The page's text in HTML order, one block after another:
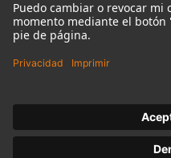
Pie de imprenta
Política de privacidad
Condiciones Generales